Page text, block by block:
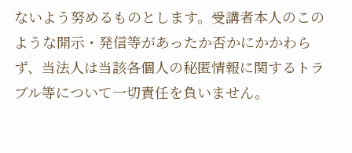
ないよう努めるものとします。受講者本人のこの
ような開示・発信等があったか否かにかかわら
ず、当法人は当該各個人の秘匿情報に関するトラ
ブル等について一切責任を負いません。